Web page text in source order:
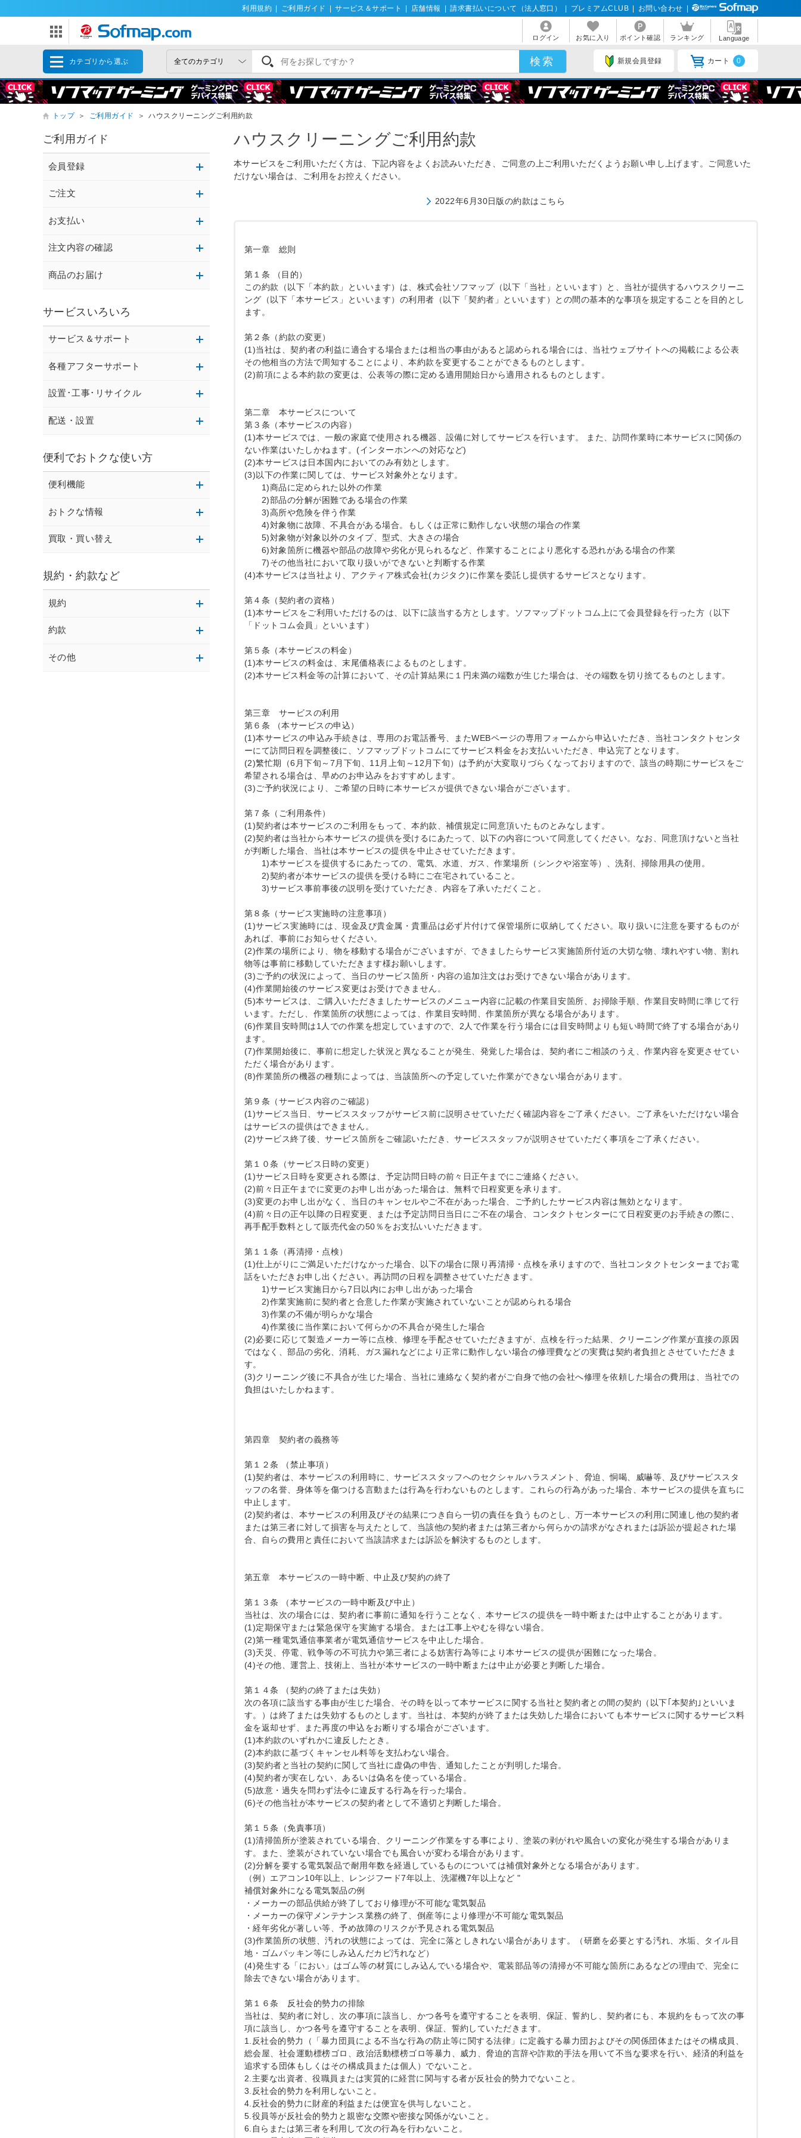
利用規約 ご利用ガイド サービス＆サポート 店舗情報 請求書払いについて（法人窓口） プレミアムCLUB お問い合わせ
ログイン お気に入り ポイント確認 ランキング Language
カテゴリから選ぶ 新規会員登録 カート 0
トップ ＞ ご利用ガイド ＞ ハウスクリーニングご利用約款
ハウスクリーニングご利用約款
本サービスをご利用いただく方は、下記内容をよくお読みいただき、ご同意の上ご利用いただくようお願い申し上げます。ご同意いた
だけない場合は、ご利用をお控えください。
2022年6月30日版の約款はこちら
第一章　総則
第１条 （目的）
この約款（以下「本約款」といいます）は、株式会社ソフマップ（以下「当社」といいます）と、当社が提供するハウスクリーニ
ング（以下「本サービス」といいます）の利用者（以下「契約者」といいます）との間の基本的な事項を規定することを目的とし
ます。
第２条（約款の変更）
(1)当社は、契約者の利益に適合する場合または相当の事由があると認められる場合には、当社ウェブサイトへの掲載による公表
その他相当の方法で周知することにより、本約款を変更することができるものとします。
(2)前項による本約款の変更は、公表等の際に定める適用開始日から適用されるものとします。
第二章　本サービスについて
第３条（本サービスの内容）
(1)本サービスでは、一般の家庭で使用される機器、設備に対してサービスを行います。 また、訪問作業時に本サービスに関係の
ない作業はいたしかねます。(インターホンへの対応など)
(2)本サービスは日本国内においてのみ有効とします。
(3)以下の作業に関しては、サービス対象外となります。
1)商品に定められた以外の作業
2)部品の分解が困難である場合の作業
3)高所や危険を伴う作業
4)対象物に故障、不具合がある場合。もしくは正常に動作しない状態の場合の作業
5)対象物が対象以外のタイプ、型式、大きさの場合
6)対象箇所に機器や部品の故障や劣化が見られるなど、作業することにより悪化する恐れがある場合の作業
7)その他当社において取り扱いができないと判断する作業
(4)本サービスは当社より、アクティア株式会社(カジタク)に作業を委託し提供するサービスとなります。
第４条（契約者の資格）
(1)本サービスをご利用いただけるのは、以下に該当する方とします。ソフマップドットコム上にて会員登録を行った方（以下
「ドットコム会員」といいます）
第５条（本サービスの料金）
(1)本サービスの料金は、末尾価格表によるものとします。
(2)本サービス料金等の計算において、その計算結果に１円未満の端数が生じた場合は、その端数を切り捨てるものとします。
第三章　サービスの利用
第６条 （本サービスの申込）
(1)本サービスの申込み手続きは、専用のお電話番号、またWEBページの専用フォームから申込いただき、当社コンタクトセンタ
ーにて訪問日程を調整後に、ソフマップドットコムにてサービス料金をお支払いいただき、申込完了となります。
(2)繁忙期（6月下旬～7月下旬、11月上旬～12月下旬）は予約が大変取りづらくなっておりますので、該当の時期にサービスをご
希望される場合は、早めのお申込みをおすすめします。
(3)ご予約状況により、ご希望の日時に本サービスが提供できない場合がございます。
第７条（ご利用条件）
(1)契約者は本サービスのご利用をもって、本約款、補償規定に同意頂いたものとみなします。
(2)契約者は当社から本サービスの提供を受けるにあたって、以下の内容について同意してください。なお、同意頂けないと当社
が判断した場合、当社は本サービスの提供を中止させていただきます。
1)本サービスを提供するにあたっての、電気、水道、ガス、作業場所（シンクや浴室等）、洗剤、掃除用具の使用。
2)契約者が本サービスの提供を受ける時にご在宅されていること。
3)サービス事前事後の説明を受けていただき、内容を了承いただくこと。
第８条（サービス実施時の注意事項）
(1)サービス実施時には、現金及び貴金属・貴重品は必ず片付けて保管場所に収納してください。取り扱いに注意を要するものが
あれば、事前にお知らせください。
(2)作業の場所により、物を移動する場合がございますが、できましたらサービス実施箇所付近の大切な物、壊れやすい物、割れ
物等は事前に移動していただきます様お願いします。
(3)ご予約の状況によって、当日のサービス箇所・内容の追加注文はお受けできない場合があります。
(4)作業開始後のサービス変更はお受けできません。
(5)本サービスは、ご購入いただきましたサービスのメニュー内容に記載の作業目安箇所、お掃除手順、作業目安時間に準じて行
います。ただし、作業箇所の状態によっては、作業目安時間、作業箇所が異なる場合があります。
(6)作業目安時間は1人での作業を想定していますので、2人で作業を行う場合には目安時間よりも短い時間で終了する場合があり
ます。
(7)作業開始後に、事前に想定した状況と異なることが発生、発覚した場合は、契約者にご相談のうえ、作業内容を変更させてい
ただく場合があります。
(8)作業箇所の機器の種類によっては、当該箇所への予定していた作業ができない場合があります。
第９条（サービス内容のご確認）
(1)サービス当日、サービススタッフがサービス前に説明させていただく確認内容をご了承ください。ご了承をいただけない場合
はサービスの提供はできません。
(2)サービス終了後、サービス箇所をご確認いただき、サービススタッフが説明させていただく事項をご了承ください。
第１０条（サービス日時の変更）
(1)サービス日時を変更される際は、予定訪問日時の前々日正午までにご連絡ください。
(2)前々日正午までに変更のお申し出があった場合は、無料で日程変更を承ります。
(3)変更のお申し出がなく、当日のキャンセルやご不在があった場合、ご予約したサービス内容は無効となります。
(4)前々日の正午以降の日程変更、または予定訪問日当日にご不在の場合、コンタクトセンターにて日程変更のお手続きの際に、
再手配手数料として販売代金の50％をお支払いいただきます。
第１１条（再清掃・点検）
(1)仕上がりにご満足いただけなかった場合、以下の場合に限り再清掃・点検を承りますので、当社コンタクトセンターまでお電
話をいただきお申し出ください。再訪問の日程を調整させていただきます。
1)サービス実施日から7日以内にお申し出があった場合
2)作業実施前に契約者と合意した作業が実施されていないことが認められる場合
3)作業の不備が明らかな場合
4)作業後に当作業において何らかの不具合が発生した場合
(2)必要に応じて製造メーカー等に点検、修理を手配させていただきますが、点検を行った結果、クリーニング作業が直接の原因
ではなく、部品の劣化、消耗、ガス漏れなどにより正常に動作しない場合の修理費などの実費は契約者負担とさせていただきま
す。
(3)クリーニング後に不具合が生じた場合、当社に連絡なく契約者がご自身で他の会社へ修理を依頼した場合の費用は、当社での
負担はいたしかねます。
第四章　契約者の義務等
第１２条 （禁止事項）
(1)契約者は、本サービスの利用時に、サービススタッフへのセクシャルハラスメント、脅迫、恫喝、威嚇等、及びサービススタ
ッフの名誉、身体等を傷つける言動または行為を行わないものとします。これらの行為があった場合、本サービスの提供を直ちに
中止します。
(2)契約者は、本サービスの利用及びその結果につき自ら一切の責任を負うものとし、万一本サービスの利用に関連し他の契約者
または第三者に対して損害を与えたとして、当該他の契約者または第三者から何らかの請求がなされまたは訴訟が提起された場
合、自らの費用と責任において当該請求または訴訟を解決するものとします。
第五章　本サービスの一時中断、中止及び契約の終了
第１３条 （本サービスの一時中断及び中止）
当社は、次の場合には、契約者に事前に通知を行うことなく、本サービスの提供を一時中断または中止することがあります。
(1)定期保守または緊急保守を実施する場合。または工事上やむを得ない場合。
(2)第一種電気通信事業者が電気通信サービスを中止した場合。
(3)天災、停電、戦争等の不可抗力や第三者による妨害行為等により本サービスの提供が困難になった場合。
(4)その他、運営上、技術上、当社が本サービスの一時中断または中止が必要と判断した場合。
第１４条 （契約の終了または失効）
次の各項に該当する事由が生じた場合、その時を以って本サービスに関する当社と契約者との間の契約（以下｢本契約｣といいま
す。）は終了または失効するものとします。当社は、本契約が終了または失効した場合においても本サービスに関するサービス料
金を返却せず、また再度の申込をお断りする場合がございます。
(1)本約款のいずれかに違反したとき。
(2)本約款に基づくキャンセル料等を支払わない場合。
(3)契約者と当社の契約に関して当社に虚偽の申告、通知したことが判明した場合。
(4)契約者が実在しない、あるいは偽名を使っている場合。
(5)故意・過失を問わず法令に違反する行為を行った場合。
(6)その他当社が本サービスの契約者として不適切と判断した場合。
第１５条（免責事項）
(1)清掃箇所が塗装されている場合、クリーニング作業をする事により、塗装の剥がれや風合いの変化が発生する場合がありま
す。また、塗装がされていない場合でも風合いが変わる場合があります。
(2)分解を要する電気製品で耐用年数を経過しているものについては補償対象外となる場合があります。
（例）エアコン10年以上、レンジフード7年以上、洗濯機7年以上など "
補償対象外になる電気製品の例
・メーカーの部品供給が終了しており修理が不可能な電気製品
・メーカーの保守メンテナンス業務の終了、倒産等により修理が不可能な電気製品
・経年劣化が著しい等、予め故障のリスクが予見される電気製品
(3)作業箇所の状態、汚れの状態によっては、完全に落としきれない場合があります。（研磨を必要とする汚れ、水垢、タイル目
地・ゴムパッキン等にしみ込んだカビ汚れなど）
(4)発生する「におい」はゴム等の材質にしみ込んでいる場合や、電装部品等の清掃が不可能な箇所にあるなどの理由で、完全に
除去できない場合があります。
第１６条　反社会的勢力の排除
当社は、契約者に対し、次の事項に該当し、かつ各号を遵守することを表明、保証、誓約し、契約者にも、本規約をもって次の事
項に該当し、かつ各号を遵守することを表明、保証、誓約していただきます。
1.反社会的勢力（「暴力団員による不当な行為の防止等に関する法律」に定義する暴力団およびその関係団体またはその構成員、
総会屋、社会運動標榜ゴロ、政治活動標榜ゴロ等暴力、威力、脅迫的言辞や詐欺的手法を用いて不当な要求を行い、経済的利益を
追求する団体もしくはその構成員または個人）でないこと。
2.主要な出資者、役職員または実質的に経営に関与する者が反社会的勢力でないこと。
3.反社会的勢力を利用しないこと。
4.反社会的勢力に財産的利益または便宜を供与しないこと。
5.役員等が反社会的勢力と親密な交際や密接な関係がないこと。
6.自らまたは第三者を利用して次の行為を行わないこと。
ご利用ガイド
会員登録
ご注文
お支払い
注文内容の確認
商品のお届け
サービスいろいろ
サービス＆サポート
各種アフターサポート
設置･工事･リサイクル
配送・設置
便利でおトクな使い方
便利機能
おトクな情報
買取・買い替え
規約・約款など
規約
約款
その他